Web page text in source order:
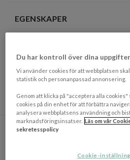
EGENSKAPER
Mått (HxBxD):
Materialbeskrivning Kaliumglas
DU KANSKE
Du har kontroll över dina uppgifter
Vi använder cookies för att webbplatsen
statistik och personanpassad annonsering.
Genom att klicka på "acceptera alla
cookies på din enhet för att förbättra
analysera webbplatsens användning och
marknadsföringsinsatser. Läs om vår
sekretesspolicy
Cookie-